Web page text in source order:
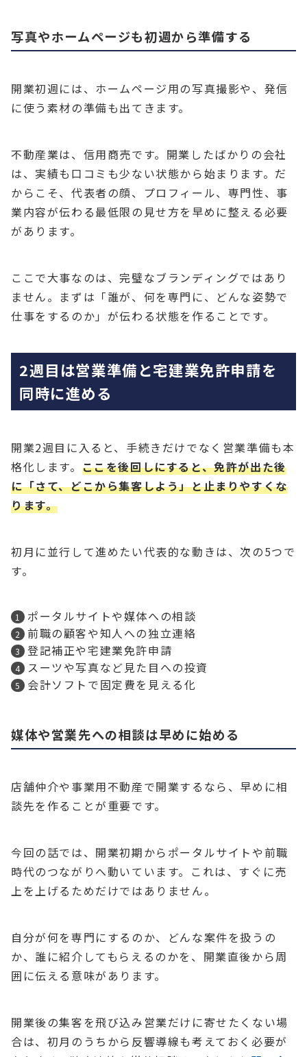
写真やホームページも初週から準備する
開業初週には、ホームページ用の写真撮影や、発信
に使う素材の準備も出てきます。
不動産業は、信用商売です。開業したばかりの会社
は、実績も口コミも少ない状態から始まります。だ
からこそ、代表者の顔、プロフィール、専門性、事
業内容が伝わる最低限の見せ方を早めに整える必要
があります。
ここで大事なのは、完璧なブランディングではあり
ません。まずは「誰が、何を専門に、どんな姿勢で
仕事をするのか」が伝わる状態を作ることです。
2週目は営業準備と宅建業免許申請を
同時に進める
開業2週目に入ると、手続きだけでなく営業準備も本
格化します。 ここを後回しにすると、免許が出た後
に「さて、どこから集客しよう」と止まりやすくな
ります。
初月に並行して進めたい代表的な動きは、次の5つで
す。
ポータルサイトや媒体への相談
前職の顧客や知人への独立連絡
登記補正や宅建業免許申請
スーツや写真など見た目への投資
会計ソフトで固定費を見える化
媒体や営業先への相談は早めに始める
店舗仲介や事業用不動産で開業するなら、早めに相
談先を作ることが重要です。
今回の話では、開業初期からポータルサイトや前職
時代のつながりへ動いています。これは、すぐに売
上を上げるためだけではありません。
自分が何を専門にするのか、どんな案件を扱うの
か、誰に紹介してもらえるのかを、開業直後から周
囲に伝える意味があります。
開業後の集客を飛び込み営業だけに寄せたくない場
合は、初月のうちから反響導線も考えておく必要が